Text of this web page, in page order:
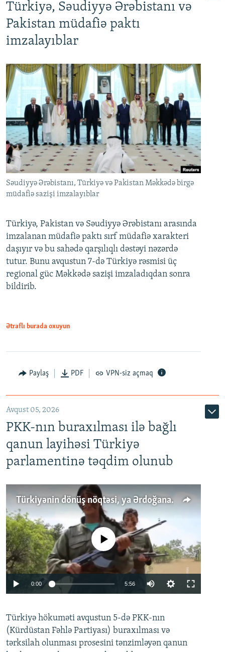
Türkiyə, Səudiyyə Ərəbistanı və
Pakistan müdafiə paktı
imzalayıblar
Səudiyyə Ərəbistanı, Türkiyə və Pakistan Məkkədə birgə
müdafiə sazişi imzalayıblar
Türkiyə, Pakistan və Səudiyyə Ərəbistanı arasında
imzalanan müdafiə paktı sırf müdafiə xarakteri
daşıyır və bu sahədə qarşılıqlı dəstəyi nəzərdə
tutur. Bunu avqustun 7-də Türkiyə rəsmisi üç
regional güc Məkkədə sazişi imzaladıqdan sonra
bildirib.
Ətraflı burada oxuyun
Paylaş PDF VPN-siz açmaq
Avqust 05, 2026
PKK-nın buraxılması ilə bağlı
qanun layihəsi Türkiyə
parlamentinə təqdim olunub
Türkiyənin dönüş nöqtəsi, ya Ərdoğana üçüncü şans: PKK ilə qəfil barışıq nə deməkdir?
Auto 240p 360p 480p
No media source currently available
0:00 5:56
360p
480p
Türkiyə hökuməti avqustun 5-də PKK-nın
(Kürdüstan Fəhlə Partiyası) buraxılması və
tərksilah olunması prosesini tənzimləyən qanun